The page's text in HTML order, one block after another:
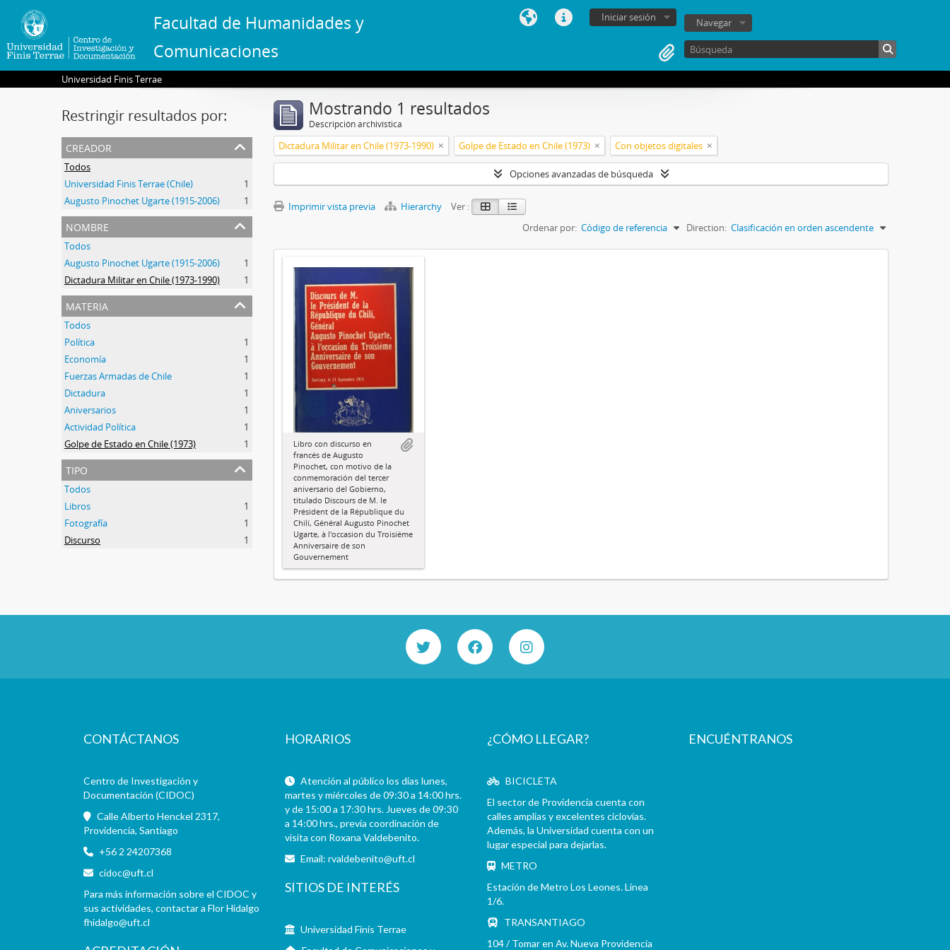
Facultad de Humanidades y
Comunicaciones
Iniciar sesión Navegar
Universidad Finis Terrae
Restringir resultados por:
creador
Todos
Universidad Finis Terrae (Chile)
1
Augusto Pinochet Ugarte (1915-2006)
1
nombre
Todos
Augusto Pinochet Ugarte (1915-2006)
1
Dictadura Militar en Chile (1973-1990)
1
materia
Todos
Política
1
Economía
1
Fuerzas Armadas de Chile
1
Dictadura
1
Aniversarios
1
Actividad Política
1
Golpe de Estado en Chile (1973)
1
tipo
Todos
Libros
1
Fotografía
1
Discurso
1
Mostrando 1 resultados
Descripción archivística
Dictadura Militar en Chile (1973-1990) Golpe de Estado en Chile (1973) Con objetos digitales
Opciones avanzadas de búsqueda
Imprimir vista previa Hierarchy
Ver :
Ordenar por: Código de referencia Direction: Clasificación en orden ascendente
Libro con discurso en
francés de Augusto
Pinochet, con motivo de la
conmemoración del tercer
aniversario del Gobierno,
titulado Discours de M. le
Président de la République du
Chilí, Général Augusto Pinochet
Ugarte, à l'occasion du Troisième
Anniversaire de son
Gouvernement
CONTÁCTANOS
Centro de Investigación y
Documentación (CIDOC)
Calle Alberto Henckel 2317,
Providencia, Santiago
+56 2 24207368
cidoc@uft.cl
Para más información sobre el CIDOC y
sus actividades, contactar a Flor Hidalgo
fhidalgo@uft.cl
HORARIOS
Atención al público los días lunes,
martes y miércoles de 09:30 a 14:00 hrs.
y de 15:00 a 17:30 hrs. Jueves de 09:30
a 14:00 hrs., previa coordinación de
visita con Roxana Valdebenito.
Email:rvaldebenito@uft.cl
SITIOS DE INTERÉS
Universidad Finis Terrae
¿CÓMO LLEGAR?
BICICLETA
El sector de Providencia cuenta con
calles amplias y excelentes ciclovías.
Además, la Universidad cuenta con un
lugar especial para dejarlas.
METRO
Estación de Metro Los Leones. Línea
1/6.
TRANSANTIAGO
104 / Tomar en Av. Nueva Providencia
ENCUÉNTRANOS